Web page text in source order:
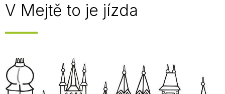
V Mejtě to je jízda